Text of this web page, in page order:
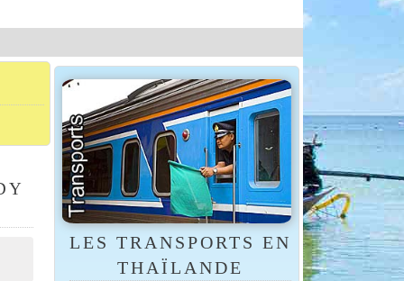
LES TRANSPORTS EN
THAÏLANDE